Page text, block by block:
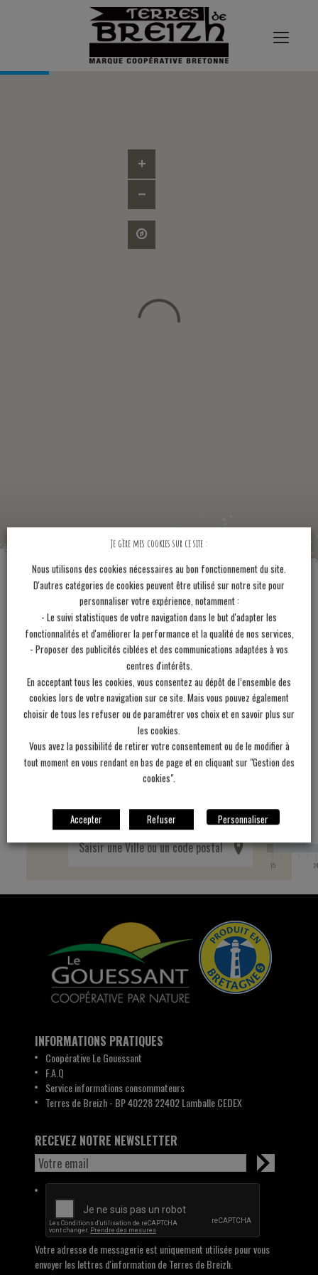
Trouver nos produits
près de chez vous
Choisissez un produit ou saisissez une ville, un code postal
Pommes de
Oeufs Charcuterie
15
INFORMATIONS PRATIQUES
Coopérative Le Gouessant
F.A.Q
Service informations consommateurs
Terres de Breizh - BP 40228 22402 Lamballe CEDEX
RECEVEZ NOTRE NEWSLETTER
Votre adresse de messagerie est uniquement utilisée pour vous
envoyer les lettres d'information de Terres de Breizh.
Je gère mes cookies sur ce site :
Nous utilisons des cookies nécessaires au bon fonctionnement du site.
D'autres catégories de cookies peuvent être utilisé sur notre site pour
personnaliser votre expérience, notamment :
- Le suivi statistiques de votre navigation dans le but d'adapter les
fonctionnalités et d'améliorer la performance et la qualité de nos services,
- Proposer des publicités ciblées et des communications adaptées à vos
centres d'intérêts.
En acceptant tous les cookies, vous consentez au dépôt de l’ensemble des
cookies lors de votre navigation sur ce site. Mais vous pouvez également
choisir de tous les refuser ou de paramétrer vos choix et en savoir plus sur
les cookies.
Vous avez la possibilité de retirer votre consentement ou de le modifier à
tout moment en vous rendant en bas de page et en cliquant sur "Gestion des
cookies".
Accepter Refuser Personnaliser